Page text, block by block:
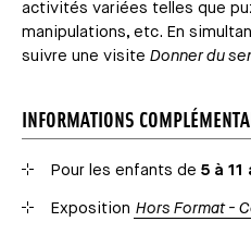
activités variées telles que
manipulations, etc. En
suivre une visite Donner du
INFORMATIONS
Pour les enfants de 5 à 11
Exposition Hors Format -